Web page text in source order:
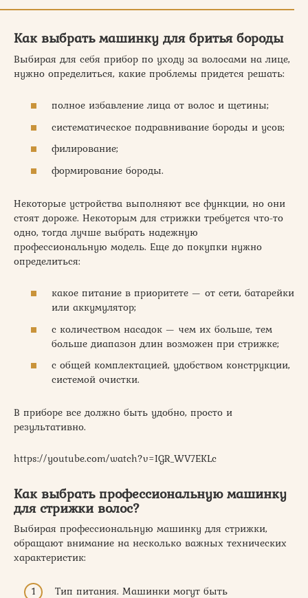
Как выбрать машинку для бритья бороды
Выбирая для себя прибор по уходу за волосами на лице,
нужно определиться, какие проблемы придется решать:
полное избавление лица от волос и щетины;
систематическое подравнивание бороды и усов;
филирование;
формирование бороды.
Некоторые устройства выполняют все функции, но они
стоят дороже. Некоторым для стрижки требуется что-то
одно, тогда лучше выбрать надежную
профессиональную модель. Еще до покупки нужно
определиться:
какое питание в приоритете — от сети, батарейки
или аккумулятор;
с количеством насадок — чем их больше, тем
больше диапазон длин возможен при стрижке;
с общей комплектацией, удобством конструкции,
системой очистки.
В приборе все должно быть удобно, просто и
результативно.
https://youtube.com/watch?v=IGR_WV7EKLc
Как выбрать профессиональную машинку
для стрижки волос?
Выбирая профессиональную машинку для стрижки,
обращают внимание на несколько важных технических
характеристик:
Тип питания. Машинки могут быть